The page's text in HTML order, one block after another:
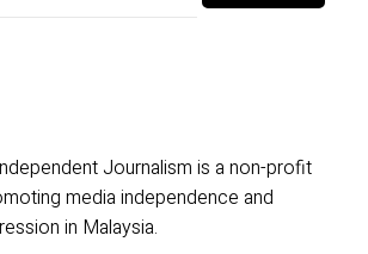
Journalism is a non-profit
media independence and
in Malaysia.